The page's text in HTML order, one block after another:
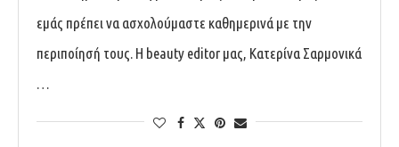
εμάς πρέπει να ασχολούμαστε καθημερινά με την
περιποίησή τους. Η beauty editor μας, Κατερίνα Σαρμονικά
…